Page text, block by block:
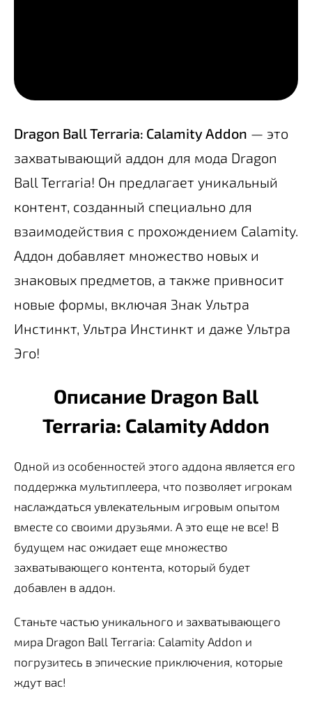
Dragon Ball Terraria: Calamity Addon — это
захватывающий аддон для мода Dragon
Ball Terraria! Он предлагает уникальный
контент, созданный специально для
взаимодействия с прохождением Calamity.
Аддон добавляет множество новых и
знаковых предметов, а также привносит
новые формы, включая Знак Ультра
Инстинкт, Ультра Инстинкт и даже Ультра
Эго!
Описание Dragon Ball
Terraria: Calamity Addon
Одной из особенностей этого аддона является его
поддержка мультиплеера, что позволяет игрокам
наслаждаться увлекательным игровым опытом
вместе со своими друзьями. А это еще не все! В
будущем нас ожидает еще множество
захватывающего контента, который будет
добавлен в аддон.
Станьте частью уникального и захватывающего
мира Dragon Ball Terraria: Calamity Addon и
погрузитесь в эпические приключения, которые
ждут вас!